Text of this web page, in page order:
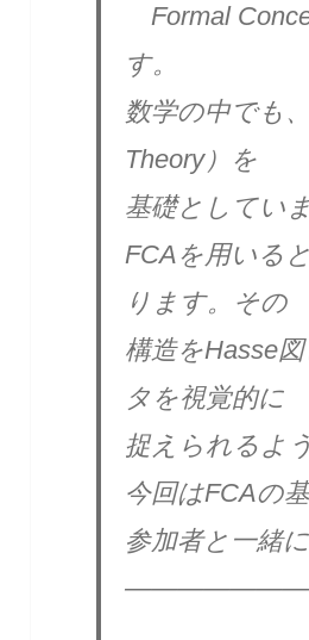
Formal
す。
数学の中でも
Theory）を
基礎としていま
FCAを用いる
ります。その
構造をHasse
タを視覚的に
捉えられるよ
今回はFCAの
参加者と一緒